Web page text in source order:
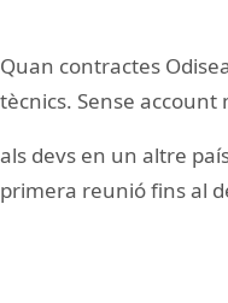
Quan contractes
tècnics. Sense
als devs en un altre
primera reunió fins al